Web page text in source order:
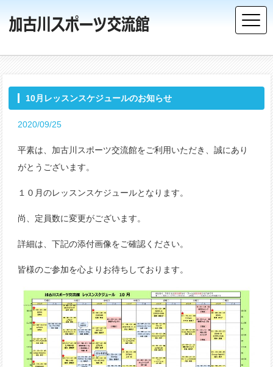
10月レッスンスケジュールのお知らせ
2020/09/25
平素は、加古川スポーツ交流館をご利用いただき、誠にあり
がとうございます。
１０月のレッスンスケジュールとなります。
尚、定員数に変更がございます。
詳細は、下記の添付画像をご確認ください。
皆様のご参加を心よりお待ちしております。